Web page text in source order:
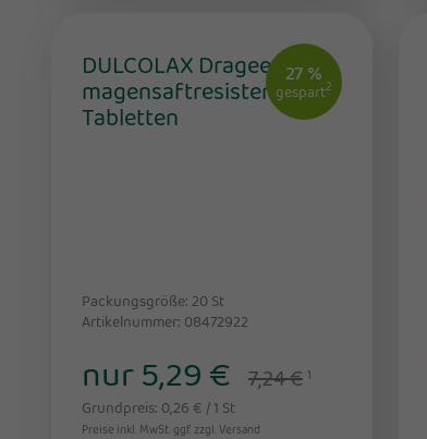
27 %
gespart2
DULCOLAX Dragees
magensaftresistente
Tabletten
Packungsgröße: 20 St
Artikelnummer: 08472922
nur 5,29 € 7,24 € 1
Grundpreis: 0,26 € / 1 St
Preise inkl. MwSt. ggf. zzgl. Versand